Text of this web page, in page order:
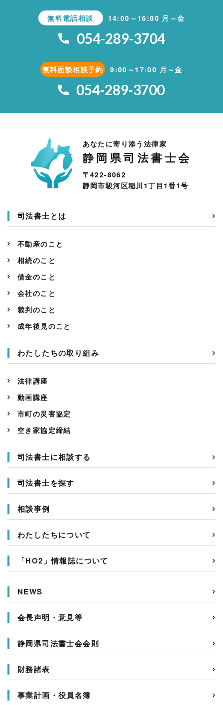
無料電話相談 14:00～16:00 月～金
054-289-3704
無料面談相談予約 9:00～17:00 月～金
054-289-3700
あなたに寄り添う法律家
静岡県司法書士会
〒422-8062
静岡市駿河区稲川1丁目1番1号
司法書士とは
不動産のこと
相続のこと
借金のこと
会社のこと
裁判のこと
成年後見のこと
わたしたちの取り組み
法律講座
動画講座
市町の災害協定
空き家協定締結
司法書士に相談する
司法書士を探す
相談事例
わたしたちについて
「HO2」情報誌について
NEWS
会長声明・意見等
静岡県司法書士会会則
財務諸表
事業計画・役員名簿